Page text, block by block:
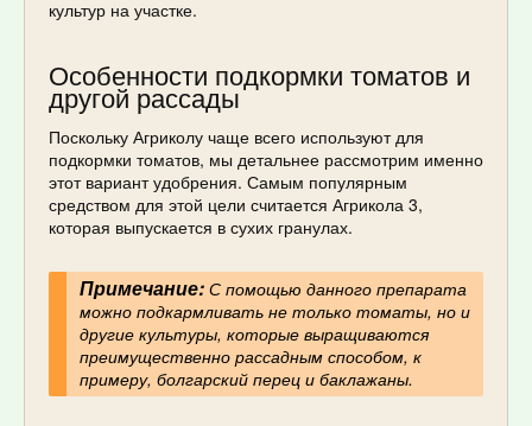
культур на участке.
Особенности подкормки томатов и
другой рассады
Поскольку Агриколу чаще всего используют для
подкормки томатов, мы детальнее рассмотрим именно
этот вариант удобрения. Самым популярным
средством для этой цели считается Агрикола 3,
которая выпускается в сухих гранулах.
Примечание:С помощью данного препарата
можно подкармливать не только томаты, но и
другие культуры, которые выращиваются
преимущественно рассадным способом, к
примеру, болгарский перец и баклажаны.